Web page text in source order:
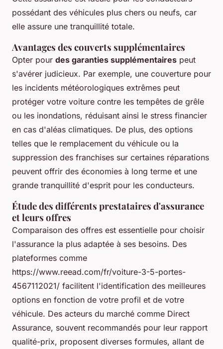
possédant des véhicules plus chers ou neufs, car
elle assure une tranquillité totale.
Avantages des couverts supplémentaires
Opter pour des garanties supplémentaires peut
s'avérer judicieux. Par exemple, une couverture pour
les incidents météorologiques extrêmes peut
protéger votre voiture contre les tempêtes de grêle
ou les inondations, réduisant ainsi le stress financier
en cas d'aléas climatiques. De plus, des options
telles que le remplacement du véhicule ou la
suppression des franchises sur certaines réparations
peuvent offrir des économies à long terme et une
grande tranquillité d'esprit pour les conducteurs.
Étude des différents prestataires d'assurance
et leurs offres
Comparaison des offres est essentielle pour choisir
l'assurance la plus adaptée à ses besoins. Des
plateformes comme
https://www.reead.com/fr/voiture-3-5-portes-
4567112021/ facilitent l'identification des meilleures
options en fonction de votre profil et de votre
véhicule. Des acteurs du marché comme Direct
Assurance, souvent recommandés pour leur rapport
qualité-prix, proposent diverses formules, allant de